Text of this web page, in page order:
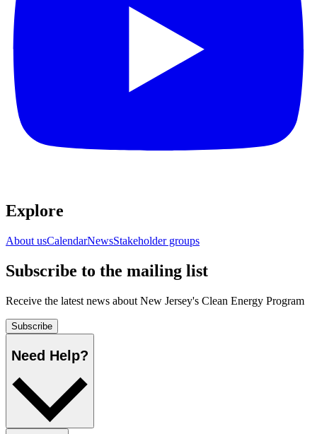
Explore​​​​‌ ‍ ​‍​‍‌‍ ‌ ​‍‌‍‍‌‌‍‌ ‌‍‍‌‌‍ ‍​‍​‍​ ‍‍​‍​‍‌ ​ ‌‍​‌‌‍ ‍‌‍‍‌‌ ‌​‌ ‍‌​‍ ‍‌‍‍‌‌‍ ​‍​‍​‍ ​​‍​‍‌‍‍​‌ ​‍‌‍‌‌‌‍‌‍​‍​‍​ ‍‍​‍​‍‌‍‍​‌ ‌​‌ ‌​‌ ​​​ ‍‍​‍ ​‍ ‌‍ ​‌‍ ‌‍​ ‌‍​‌‌‍ ​‌‍‍​‌‍ ‌ ​ ‌ ‌​​ ‍‍​ ​ ​ ​ ​ ​ ​ ​ ​‍ ‌‍‍‌‌‍ ‍‌ ‌​‌‍‌‌‌‍ ‍‌ ‌​​‍ ‌‍‌‌‌‍‌​‌‍‍‌‌ ‌​​‍ ‌‍ ‌‌‍ ‌‍‌​‌‍‌‌​ ‌‌ ​​‌ ​‍‌‍‌‌‌ ​ ‌‍‌‌‌‍ ‍‌ ‌​‌‍​‌‌ ‌​‌‍‍‌‌‍ ‌‍ ‍​ ‍ ‌‍‍‌‌‍‌​​ ‌‌ ​ ‌‍‍‌‌ ‌​‌‍‌‌‌​‌‍‌‍ ‌‍ ‌ ‌​‌‍‌‌‌ ​‍​ ‍ ‌ ‌​‌ ‍‌‌ ​​‌‍‌‌​ ‌‌‍‌‍‌‍ ‌‍ ‌ ‌​‌‍‌‌‌ ​‍​ ‍ ‌ ​​‌‍​‌‌ ‌​‌‍‍​​ ‌‌‍ ‌‌‍‌‌‌‍ ‍‌ ‌‌‌ ​ ​‍‌‌​ ‌‌‌​​‍‌‌ ‌‍‍ ‌‍‌‌‌ ‍‌​‍‌‌​ ​ ‌​‌​​‍‌‌​ ​ ‌​‌​​‍‌‌​ ​‍​ ​‍‌‍​‌​ ‍‌‌‍‌‍​ ​​‌‍‌​​ ​​​ ‌​​ ​​​ ​ ​ ​‌​ ‌‍​ ‌ ​‍‌‌​ ​‍​ ​‍​‍‌‌​ ‌‌‌​‌​​‍ ‍‌‍‍​‌‍‌‌‌‍​‌‌‍‌​‌‍‍‌‌‍ ‍‌‍‌ ​ ‌‍​‍‌‍​‌‌ ​ ‌‍‌‌‌‌‌‌‌ ​‍‌‍ ​​ ‌‌‍‍​‌ ‌​‌ ‌​‌ ​​​‍‌‌​ ​ ‌​​‌​‍‌‌​ ​‍‌​‌‍​‍‌‌​ ​‍‌​‌‍‌‍ ​‌‍ ‌‍​ ‌‍​‌‌‍ ​‌‍‍​‌‍ ‌ ​ ‌ ‌​​‍‌‌​ ​ ‌​​‌​ ​ ​ ​ ​ ​ ​ ​ ​‍‌‍‌‍‍‌‌‍‌​​ ‌‌ ​ ‌‍‍‌‌ ‌​‌‍‌‌‌​‌‍‌‍ ‌‍ ‌ ‌​‌‍‌‌‌ ​‍​‍‌‍‌ ‌​‌ ‍‌‌ ​​‌‍‌‌​ ‌‌‍‌‍‌‍ ‌‍ ‌ ‌​‌‍‌‌‌ ​‍​‍‌‍‌ ​​‌‍​‌‌ ‌​‌‍‍​​ ‌‌‍ ‌‌‍‌‌‌‍ ‍‌ ‌‌‌ ​ ​‍‌‌​ ‌‌‌​​‍‌‌ ‌‍‍ ‌‍‌‌‌ ‍‌​‍‌‌​ ​ ‌​‌​​‍‌‌​ ​ ‌​‌​​‍‌‌​ ​‍​ ​‍‌‍​‌​ ‍‌‌‍‌‍​ ​​‌‍‌​​ ​​​ ‌​​ ​​​ ​ ​ ​‌​ ‌‍​ ‌ ​‍‌‌​ ​‍​ ​‍​‍‌‌​ ‌‌‌​‌​​‍ ‍‌‍‍​‌‍‌‌‌‍​‌‌‍‌​‌‍‍‌‌‍ ‍‌‍‌ ​‍‌‍‌ ​​‌‍‌‌‌ ​‍‌ ​ ‌ ​​‌‍‌‌‌‍​ ‌ ‌​‌‍‍‌‌ ‌‍‌‍‌‌​ ‌‌ ​​‌ ‌‌‌‍​‍‌‍ ​‌‍‍‌‌ ​ ‌‍‍​‌‍‌‌‌‍‌​​‍​‍‌ ‌
About us​​​​‌ ‍ ​‍​‍‌‍ ‌ ​‍‌‍‍‌‌‍‌ ‌‍‍‌‌‍ ‍​‍​‍​ ‍‍​‍​‍‌ ​ ‌‍​‌‌‍ ‍‌‍‍‌‌ ‌​‌ ‍‌​‍ ‍‌‍‍‌‌‍ ​‍​‍​‍ ​​‍​‍‌‍‍​‌ ​‍‌‍‌‌‌‍‌‍​‍​‍​ ‍‍​‍​‍‌‍‍​‌ ‌​‌ ‌​‌ ​​​ ‍‍​‍ ​‍ ‌‍ ​‌‍ ‌‍​ ‌‍​‌‌‍ ​‌‍‍​‌‍ ‌ ​ ‌ ‌​​ ‍‍​ ​ ​ ​ ​ ​ ​ ​ ​‍ ‌‍‍‌‌‍ ‍‌ ‌​‌‍‌‌‌‍ ‍‌ ‌​​‍ ‌‍‌‌‌‍‌​‌‍‍‌‌ ‌​​‍ ‌‍ ‌‌‍ ‌‍‌​‌‍‌‌​ ‌‌ ​​‌ ​‍‌‍‌‌‌ ​ ‌‍‌‌‌‍ ‍‌ ‌​‌‍​‌‌ ‌​‌‍‍‌‌‍ ‌‍ ‍​ ‍ ‌‍‍‌‌‍‌​​ ‌‌ ​ ‌‍‍‌‌ ‌​‌‍‌‌‌​‌‍‌‍ ‌‍ ‌ ‌​‌‍‌‌‌ ​‍​ ‍ ‌ ‌​‌ ‍‌‌ ​​‌‍‌‌​ ‌‌‍‌‍‌‍ ‌‍ ‌ ‌​‌‍‌‌‌ ​‍​ ‍ ‌ ​​‌‍​‌‌ ‌​‌‍‍​​ ‌‌‍ ‌‌‍‌‌‌‍ ‍‌ ‌‌‌ ​ ​‍‌‌​ ‌‌‌​​‍‌‌ ‌‍‍ ‌‍‌‌‌ ‍‌​‍‌‌​ ​ ‌​‌​​‍‌‌​ ​ ‌​‌​​‍‌‌​ ​‍​ ​‍‌‍​‌​ ‍‌‌‍‌‍​ ​​‌‍‌​​ ​​​ ‌​​ ​​​ ​ ​ ​‌​ ‌‍​ ‌ ​‍‌‌​ ​‍​ ​‍​‍‌‌​ ‌‌‌​‌​​‍ ‍‌‍‍‌‌ ‌​‌‍‌‌‌‍ ‌‌ ​ ​‍‌‌​ ‌‌‌​​‍‌‌ ‌‍‍ ‌‍‌‌‌ ‍‌​‍‌‌​ ​ ‌​‌​​‍‌‌​ ​ ‌​‌​​‍‌‌​ ​‍​ ​‍​ ​​‌‍‌‌‌‍‌​​ ‌ ​ ​‍​ ​‍​ ​​‌‍‌‍​ ‌‍​ ‌​‌‍‌‍‌‍​‍​‍‌‌​ ​‍​ ​‍​‍‌‌​ ‌‌‌​‌​​‍ ‍‌ ‌​‌‍‌‌‌ ‍​‌ ‌​​ ‌‍​‍‌‍​‌‌ ​ ‌‍‌‌‌‌‌‌‌ ​‍‌‍ ​​ ‌‌‍‍​‌ ‌​‌ ‌​‌ ​​​‍‌‌​ ​ ‌​​‌​‍‌‌​ ​‍‌​‌‍​‍‌‌​ ​‍‌​‌‍‌‍ ​‌‍ ‌‍​ ‌‍​‌‌‍ ​‌‍‍​‌‍ ‌ ​ ‌ ‌​​‍‌‌​ ​ ‌​​‌​ ​ ​ ​ ​ ​ ​ ​ ​‍‌‍‌‍‍‌‌‍‌​​ ‌‌ ​ ‌‍‍‌‌ ‌​‌‍‌‌‌​‌‍‌‍ ‌‍ ‌ ‌​‌‍‌‌‌ ​‍​‍‌‍‌ ‌​‌ ‍‌‌ ​​‌‍‌‌​ ‌‌‍‌‍‌‍ ‌‍ ‌ ‌​‌‍‌‌‌ ​‍​‍‌‍‌ ​​‌‍​‌‌ ‌​‌‍‍​​ ‌‌‍ ‌‌‍‌‌‌‍ ‍‌ ‌‌‌ ​ ​‍‌‌​ ‌‌‌​​‍‌‌ ‌‍‍ ‌‍‌‌‌ ‍‌​‍‌‌​ ​ ‌​‌​​‍‌‌​ ​ ‌​‌​​‍‌‌​ ​‍​ ​‍‌‍​‌​ ‍‌‌‍‌‍​ ​​‌‍‌​​ ​​​ ‌​​ ​​​ ​ ​ ​‌​ ‌‍​ ‌ ​‍‌‌​ ​‍​ ​‍​‍‌‌​ ‌‌‌​‌​​‍ ‍‌‍‍‌‌ ‌​‌‍‌‌‌‍ ‌‌ ​ ​‍‌‌​ ‌‌‌​​‍‌‌ ‌‍‍ ‌‍‌‌‌ ‍‌​‍‌‌​ ​ ‌​‌​​‍‌‌​ ​ ‌​‌​​‍‌‌​ ​‍​ ​‍​ ​​‌‍‌‌‌‍‌​​ ‌ ​ ​‍​ ​‍​ ​​‌‍‌‍​ ‌‍​ ‌​‌‍‌‍‌‍​‍​‍‌‌​ ​‍​ ​‍​‍‌‌​ ‌‌‌​‌​​‍ ‍‌ ‌​‌‍‌‌‌ ‍​‌ ‌​​‍‌‍‌ ​​‌‍‌‌‌ ​‍‌ ​ ‌ ​​‌‍‌‌‌‍​ ‌ ‌​‌‍‍‌‌ ‌‍‌‍‌‌​ ‌‌ ​​‌ ‌‌‌‍​‍‌‍ ​‌‍‍‌‌ ​ ‌‍‍​‌‍‌‌‌‍‌​​‍​‍‌ ‌Calendar​​​​‌ ‍ ​‍​‍‌‍ ‌ ​‍‌‍‍‌‌‍‌ ‌‍‍‌‌‍ ‍​‍​‍​ ‍‍​‍​‍‌ ​ ‌‍​‌‌‍ ‍‌‍‍‌‌ ‌​‌ ‍‌​‍ ‍‌‍‍‌‌‍ ​‍​‍​‍ ​​‍​‍‌‍‍​‌ ​‍‌‍‌‌‌‍‌‍​‍​‍​ ‍‍​‍​‍‌‍‍​‌ ‌​‌ ‌​‌ ​​​ ‍‍​‍ ​‍ ‌‍ ​‌‍ ‌‍​ ‌‍​‌‌‍ ​‌‍‍​‌‍ ‌ ​ ‌ ‌​​ ‍‍​ ​ ​ ​ ​ ​ ​ ​ ​‍ ‌‍‍‌‌‍ ‍‌ ‌​‌‍‌‌‌‍ ‍‌ ‌​​‍ ‌‍‌‌‌‍‌​‌‍‍‌‌ ‌​​‍ ‌‍ ‌‌‍ ‌‍‌​‌‍‌‌​ ‌‌ ​​‌ ​‍‌‍‌‌‌ ​ ‌‍‌‌‌‍ ‍‌ ‌​‌‍​‌‌ ‌​‌‍‍‌‌‍ ‌‍ ‍​ ‍ ‌‍‍‌‌‍‌​​ ‌‌ ​ ‌‍‍‌‌ ‌​‌‍‌‌‌​‌‍‌‍ ‌‍ ‌ ‌​‌‍‌‌‌ ​‍​ ‍ ‌ ‌​‌ ‍‌‌ ​​‌‍‌‌​ ‌‌‍‌‍‌‍ ‌‍ ‌ ‌​‌‍‌‌‌ ​‍​ ‍ ‌ ​​‌‍​‌‌ ‌​‌‍‍​​ ‌‌‍ ‌‌‍‌‌‌‍ ‍‌ ‌‌‌ ​ ​‍‌‌​ ‌‌‌​​‍‌‌ ‌‍‍ ‌‍‌‌‌ ‍‌​‍‌‌​ ​ ‌​‌​​‍‌‌​ ​ ‌​‌​​‍‌‌​ ​‍​ ​‍‌‍​‌​ ‍‌‌‍‌‍​ ​​‌‍‌​​ ​​​ ‌​​ ​​​ ​ ​ ​‌​ ‌‍​ ‌ ​‍‌‌​ ​‍​ ​‍​‍‌‌​ ‌‌‌​‌​​‍ ‍‌‍‍‌‌ ‌​‌‍‌‌‌‍ ‌‌ ​ ​‍‌‌​ ‌‌‌​​‍‌‌ ‌‍‍ ‌‍‌‌‌ ‍‌​‍‌‌​ ​ ‌​‌​​‍‌‌​ ​ ‌​‌​​‍‌‌​ ​‍​ ​‍‌‍‌‍​ ‍​​ ‌​​ ​‍‌‍‌​‌‍‌‌​ ‌ ‌‍‌​‌‍‌‍‌‍‌​​ ‌ ​ ​‍​‍‌‌​ ​‍​ ​‍​‍‌‌​ ‌‌‌​‌​​‍ ‍‌ ‌​‌‍‌‌‌ ‍​‌ ‌​​ ‌‍​‍‌‍​‌‌ ​ ‌‍‌‌‌‌‌‌‌ ​‍‌‍ ​​ ‌‌‍‍​‌ ‌​‌ ‌​‌ ​​​‍‌‌​ ​ ‌​​‌​‍‌‌​ ​‍‌​‌‍​‍‌‌​ ​‍‌​‌‍‌‍ ​‌‍ ‌‍​ ‌‍​‌‌‍ ​‌‍‍​‌‍ ‌ ​ ‌ ‌​​‍‌‌​ ​ ‌​​‌​ ​ ​ ​ ​ ​ ​ ​ ​‍‌‍‌‍‍‌‌‍‌​​ ‌‌ ​ ‌‍‍‌‌ ‌​‌‍‌‌‌​‌‍‌‍ ‌‍ ‌ ‌​‌‍‌‌‌ ​‍​‍‌‍‌ ‌​‌ ‍‌‌ ​​‌‍‌‌​ ‌‌‍‌‍‌‍ ‌‍ ‌ ‌​‌‍‌‌‌ ​‍​‍‌‍‌ ​​‌‍​‌‌ ‌​‌‍‍​​ ‌‌‍ ‌‌‍‌‌‌‍ ‍‌ ‌‌‌ ​ ​‍‌‌​ ‌‌‌​​‍‌‌ ‌‍‍ ‌‍‌‌‌ ‍‌​‍‌‌​ ​ ‌​‌​​‍‌‌​ ​ ‌​‌​​‍‌‌​ ​‍​ ​‍‌‍​‌​ ‍‌‌‍‌‍​ ​​‌‍‌​​ ​​​ ‌​​ ​​​ ​ ​ ​‌​ ‌‍​ ‌ ​‍‌‌​ ​‍​ ​‍​‍‌‌​ ‌‌‌​‌​​‍ ‍‌‍‍‌‌ ‌​‌‍‌‌‌‍ ‌‌ ​ ​‍‌‌​ ‌‌‌​​‍‌‌ ‌‍‍ ‌‍‌‌‌ ‍‌​‍‌‌​ ​ ‌​‌​​‍‌‌​ ​ ‌​‌​​‍‌‌​ ​‍​ ​‍‌‍‌‍​ ‍​​ ‌​​ ​‍‌‍‌​‌‍‌‌​ ‌ ‌‍‌​‌‍‌‍‌‍‌​​ ‌ ​ ​‍​‍‌‌​ ​‍​ ​‍​‍‌‌​ ‌‌‌​‌​​‍ ‍‌ ‌​‌‍‌‌‌ ‍​‌ ‌​​‍‌‍‌ ​​‌‍‌‌‌ ​‍‌ ​ ‌ ​​‌‍‌‌‌‍​ ‌ ‌​‌‍‍‌‌ ‌‍‌‍‌‌​ ‌‌ ​​‌ ‌‌‌‍​‍‌‍ ​‌‍‍‌‌ ​ ‌‍‍​‌‍‌‌‌‍‌​​‍​‍‌ ‌News​​​​‌ ‍ ​‍​‍‌‍ ‌ ​‍‌‍‍‌‌‍‌ ‌‍‍‌‌‍ ‍​‍​‍​ ‍‍​‍​‍‌ ​ ‌‍​‌‌‍ ‍‌‍‍‌‌ ‌​‌ ‍‌​‍ ‍‌‍‍‌‌‍ ​‍​‍​‍ ​​‍​‍‌‍‍​‌ ​‍‌‍‌‌‌‍‌‍​‍​‍​ ‍‍​‍​‍‌‍‍​‌ ‌​‌ ‌​‌ ​​​ ‍‍​‍ ​‍ ‌‍ ​‌‍ ‌‍​ ‌‍​‌‌‍ ​‌‍‍​‌‍ ‌ ​ ‌ ‌​​ ‍‍​ ​ ​ ​ ​ ​ ​ ​ ​‍ ‌‍‍‌‌‍ ‍‌ ‌​‌‍‌‌‌‍ ‍‌ ‌​​‍ ‌‍‌‌‌‍‌​‌‍‍‌‌ ‌​​‍ ‌‍ ‌‌‍ ‌‍‌​‌‍‌‌​ ‌‌ ​​‌ ​‍‌‍‌‌‌ ​ ‌‍‌‌‌‍ ‍‌ ‌​‌‍​‌‌ ‌​‌‍‍‌‌‍ ‌‍ ‍​ ‍ ‌‍‍‌‌‍‌​​ ‌‌ ​ ‌‍‍‌‌ ‌​‌‍‌‌‌​‌‍‌‍ ‌‍ ‌ ‌​‌‍‌‌‌ ​‍​ ‍ ‌ ‌​‌ ‍‌‌ ​​‌‍‌‌​ ‌‌‍‌‍‌‍ ‌‍ ‌ ‌​‌‍‌‌‌ ​‍​ ‍ ‌ ​​‌‍​‌‌ ‌​‌‍‍​​ ‌‌‍ ‌‌‍‌‌‌‍ ‍‌ ‌‌‌ ​ ​‍‌‌​ ‌‌‌​​‍‌‌ ‌‍‍ ‌‍‌‌‌ ‍‌​‍‌‌​ ​ ‌​‌​​‍‌‌​ ​ ‌​‌​​‍‌‌​ ​‍​ ​‍‌‍​‌​ ‍‌‌‍‌‍​ ​​‌‍‌​​ ​​​ ‌​​ ​​​ ​ ​ ​‌​ ‌‍​ ‌ ​‍‌‌​ ​‍​ ​‍​‍‌‌​ ‌‌‌​‌​​‍ ‍‌‍‍‌‌ ‌​‌‍‌‌‌‍ ‌‌ ​ ​‍‌‌​ ‌‌‌​​‍‌‌ ‌‍‍ ‌‍‌‌‌ ‍‌​‍‌‌​ ​ ‌​‌​​‍‌‌​ ​ ‌​‌​​‍‌‌​ ​‍​ ​‍‌‍​ ‌‍​‍​ ‍​​ ​​​ ‍‌​ ‌‍​ ​‍​ ‌‍​ ​‍‌‍​‍​ ‍‌​ ​‌​‍‌‌​ ​‍​ ​‍​‍‌‌​ ‌‌‌​‌​​‍ ‍‌ ‌​‌‍‌‌‌ ‍​‌ ‌​​ ‌‍​‍‌‍​‌‌ ​ ‌‍‌‌‌‌‌‌‌ ​‍‌‍ ​​ ‌‌‍‍​‌ ‌​‌ ‌​‌ ​​​‍‌‌​ ​ ‌​​‌​‍‌‌​ ​‍‌​‌‍​‍‌‌​ ​‍‌​‌‍‌‍ ​‌‍ ‌‍​ ‌‍​‌‌‍ ​‌‍‍​‌‍ ‌ ​ ‌ ‌​​‍‌‌​ ​ ‌​​‌​ ​ ​ ​ ​ ​ ​ ​ ​‍‌‍‌‍‍‌‌‍‌​​ ‌‌ ​ ‌‍‍‌‌ ‌​‌‍‌‌‌​‌‍‌‍ ‌‍ ‌ ‌​‌‍‌‌‌ ​‍​‍‌‍‌ ‌​‌ ‍‌‌ ​​‌‍‌‌​ ‌‌‍‌‍‌‍ ‌‍ ‌ ‌​‌‍‌‌‌ ​‍​‍‌‍‌ ​​‌‍​‌‌ ‌​‌‍‍​​ ‌‌‍ ‌‌‍‌‌‌‍ ‍‌ ‌‌‌ ​ ​‍‌‌​ ‌‌‌​​‍‌‌ ‌‍‍ ‌‍‌‌‌ ‍‌​‍‌‌​ ​ ‌​‌​​‍‌‌​ ​ ‌​‌​​‍‌‌​ ​‍​ ​‍‌‍​‌​ ‍‌‌‍‌‍​ ​​‌‍‌​​ ​​​ ‌​​ ​​​ ​ ​ ​‌​ ‌‍​ ‌ ​‍‌‌​ ​‍​ ​‍​‍‌‌​ ‌‌‌​‌​​‍ ‍‌‍‍‌‌ ‌​‌‍‌‌‌‍ ‌‌ ​ ​‍‌‌​ ‌‌‌​​‍‌‌ ‌‍‍ ‌‍‌‌‌ ‍‌​‍‌‌​ ​ ‌​‌​​‍‌‌​ ​ ‌​‌​​‍‌‌​ ​‍​ ​‍‌‍​ ‌‍​‍​ ‍​​ ​​​ ‍‌​ ‌‍​ ​‍​ ‌‍​ ​‍‌‍​‍​ ‍‌​ ​‌​‍‌‌​ ​‍​ ​‍​‍‌‌​ ‌‌‌​‌​​‍ ‍‌ ‌​‌‍‌‌‌ ‍​‌ ‌​​‍‌‍‌ ​​‌‍‌‌‌ ​‍‌ ​ ‌ ​​‌‍‌‌‌‍​ ‌ ‌​‌‍‍‌‌ ‌‍‌‍‌‌​ ‌‌ ​​‌ ‌‌‌‍​‍‌‍ ​‌‍‍‌‌ ​ ‌‍‍​‌‍‌‌‌‍‌​​‍​‍‌ ‌Stakeholder groups​​​​‌ ‍ ​‍​‍‌‍ ‌ ​‍‌‍‍‌‌‍‌ ‌‍‍‌‌‍ ‍​‍​‍​ ‍‍​‍​‍‌ ​ ‌‍​‌‌‍ ‍‌‍‍‌‌ ‌​‌ ‍‌​‍ ‍‌‍‍‌‌‍ ​‍​‍​‍ ​​‍​‍‌‍‍​‌ ​‍‌‍‌‌‌‍‌‍​‍​‍​ ‍‍​‍​‍‌‍‍​‌ ‌​‌ ‌​‌ ​​​ ‍‍​‍ ​‍ ‌‍ ​‌‍ ‌‍​ ‌‍​‌‌‍ ​‌‍‍​‌‍ ‌ ​ ‌ ‌​​ ‍‍​ ​ ​ ​ ​ ​ ​ ​ ​‍ ‌‍‍‌‌‍ ‍‌ ‌​‌‍‌‌‌‍ ‍‌ ‌​​‍ ‌‍‌‌‌‍‌​‌‍‍‌‌ ‌​​‍ ‌‍ ‌‌‍ ‌‍‌​‌‍‌‌​ ‌‌ ​​‌ ​‍‌‍‌‌‌ ​ ‌‍‌‌‌‍ ‍‌ ‌​‌‍​‌‌ ‌​‌‍‍‌‌‍ ‌‍ ‍​ ‍ ‌‍‍‌‌‍‌​​ ‌‌ ​ ‌‍‍‌‌ ‌​‌‍‌‌‌​‌‍‌‍ ‌‍ ‌ ‌​‌‍‌‌‌ ​‍​ ‍ ‌ ‌​‌ ‍‌‌ ​​‌‍‌‌​ ‌‌‍‌‍‌‍ ‌‍ ‌ ‌​‌‍‌‌‌ ​‍​ ‍ ‌ ​​‌‍​‌‌ ‌​‌‍‍​​ ‌‌‍ ‌‌‍‌‌‌‍ ‍‌ ‌‌‌ ​ ​‍‌‌​ ‌‌‌​​‍‌‌ ‌‍‍ ‌‍‌‌‌ ‍‌​‍‌‌​ ​ ‌​‌​​‍‌‌​ ​ ‌​‌​​‍‌‌​ ​‍​ ​‍‌‍​‌​ ‍‌‌‍‌‍​ ​​‌‍‌​​ ​​​ ‌​​ ​​​ ​ ​ ​‌​ ‌‍​ ‌ ​‍‌‌​ ​‍​ ​‍​‍‌‌​ ‌‌‌​‌​​‍ ‍‌‍‍‌‌ ‌​‌‍‌‌‌‍ ‌‌ ​ ​‍‌‌​ ‌‌‌​​‍‌‌ ‌‍‍ ‌‍‌‌‌ ‍‌​‍‌‌​ ​ ‌​‌​​‍‌‌​ ​ ‌​‌​​‍‌‌​ ​‍​ ​‍‌‍​‌‌‍‌​​ ‌‌​ ​​​ ​‍‌‍​‍‌‍​‌‌‍‌‌​ ‌​​ ‍‌‌‍‌‍​ ‌​​‍‌‌​ ​‍​ ​‍​‍‌‌​ ‌‌‌​‌​​‍ ‍‌ ‌​‌‍‌‌‌ ‍​‌ ‌​​ ‌‍​‍‌‍​‌‌ ​ ‌‍‌‌‌‌‌‌‌ ​‍‌‍ ​​ ‌‌‍‍​‌ ‌​‌ ‌​‌ ​​​‍‌‌​ ​ ‌​​‌​‍‌‌​ ​‍‌​‌‍​‍‌‌​ ​‍‌​‌‍‌‍ ​‌‍ ‌‍​ ‌‍​‌‌‍ ​‌‍‍​‌‍ ‌ ​ ‌ ‌​​‍‌‌​ ​ ‌​​‌​ ​ ​ ​ ​ ​ ​ ​ ​‍‌‍‌‍‍‌‌‍‌​​ ‌‌ ​ ‌‍‍‌‌ ‌​‌‍‌‌‌​‌‍‌‍ ‌‍ ‌ ‌​‌‍‌‌‌ ​‍​‍‌‍‌ ‌​‌ ‍‌‌ ​​‌‍‌‌​ ‌‌‍‌‍‌‍ ‌‍ ‌ ‌​‌‍‌‌‌ ​‍​‍‌‍‌ ​​‌‍​‌‌ ‌​‌‍‍​​ ‌‌‍ ‌‌‍‌‌‌‍ ‍‌ ‌‌‌ ​ ​‍‌‌​ ‌‌‌​​‍‌‌ ‌‍‍ ‌‍‌‌‌ ‍‌​‍‌‌​ ​ ‌​‌​​‍‌‌​ ​ ‌​‌​​‍‌‌​ ​‍​ ​‍‌‍​‌​ ‍‌‌‍‌‍​ ​​‌‍‌​​ ​​​ ‌​​ ​​​ ​ ​ ​‌​ ‌‍​ ‌ ​‍‌‌​ ​‍​ ​‍​‍‌‌​ ‌‌‌​‌​​‍ ‍‌‍‍‌‌ ‌​‌‍‌‌‌‍ ‌‌ ​ ​‍‌‌​ ‌‌‌​​‍‌‌ ‌‍‍ ‌‍‌‌‌ ‍‌​‍‌‌​ ​ ‌​‌​​‍‌‌​ ​ ‌​‌​​‍‌‌​ ​‍​ ​‍‌‍​‌‌‍‌​​ ‌‌​ ​​​ ​‍‌‍​‍‌‍​‌‌‍‌‌​ ‌​​ ‍‌‌‍‌‍​ ‌​​‍‌‌​ ​‍​ ​‍​‍‌‌​ ‌‌‌​‌​​‍ ‍‌ ‌​‌‍‌‌‌ ‍​‌ ‌​​‍‌‍‌ ​​‌‍‌‌‌ ​‍‌ ​ ‌ ​​‌‍‌‌‌‍​ ‌ ‌​‌‍‍‌‌ ‌‍‌‍‌‌​ ‌‌ ​​‌ ‌‌‌‍​‍‌‍ ​‌‍‍‌‌ ​ ‌‍‍​‌‍‌‌‌‍‌​​‍​‍‌ ‌
Subscribe to the mailing list​​​​‌ ‍ ​‍​‍‌‍ ‌ ​‍‌‍‍‌‌‍‌ ‌‍‍‌‌‍ ‍​‍​‍​ ‍‍​‍​‍‌ ​ ‌‍​‌‌‍ ‍‌‍‍‌‌ ‌​‌ ‍‌​‍ ‍‌‍‍‌‌‍ ​‍​‍​‍ ​​‍​‍‌‍‍​‌ ​‍‌‍‌‌‌‍‌‍​‍​‍​ ‍‍​‍​‍‌‍‍​‌ ‌​‌ ‌​‌ ​​​ ‍‍​‍ ​‍ ‌‍ ​‌‍ ‌‍​ ‌‍​‌‌‍ ​‌‍‍​‌‍ ‌ ​ ‌ ‌​​ ‍‍​ ​ ​ ​ ​ ​ ​ ​ ​‍ ‌‍‍‌‌‍ ‍‌ ‌​‌‍‌‌‌‍ ‍‌ ‌​​‍ ‌‍‌‌‌‍‌​‌‍‍‌‌ ‌​​‍ ‌‍ ‌‌‍ ‌‍‌​‌‍‌‌​ ‌‌ ​​‌ ​‍‌‍‌‌‌ ​ ‌‍‌‌‌‍ ‍‌ ‌​‌‍​‌‌ ‌​‌‍‍‌‌‍ ‌‍ ‍​ ‍ ‌‍‍‌‌‍‌​​ ‌‌ ​ ‌‍‍‌‌ ‌​‌‍‌‌‌​‌‍‌‍ ‌‍ ‌ ‌​‌‍‌‌‌ ​‍​ ‍ ‌ ‌​‌ ‍‌‌ ​​‌‍‌‌​ ‌‌‍‌‍‌‍ ‌‍ ‌ ‌​‌‍‌‌‌ ​‍​ ‍ ‌ ​​‌‍​‌‌ ‌​‌‍‍​​ ‌‌‍ ‍‌‍‌‌‌ ‌ ‌ ​ ‌‍ ​‌‍‌‌‌ ‌​‌ ‌​‌‍‌‌‌ ​‍​‍ ‍‌‍‍​‌‍‌‌‌‍​‌‌‍‌​‌‍‍‌‌‍ ‍‌‍‌ ​ ‌‍​‍‌‍​‌‌ ​ ‌‍‌‌‌‌‌‌‌ ​‍‌‍ ​​ ‌‌‍‍​‌ ‌​‌ ‌​‌ ​​​‍‌‌​ ​ ‌​​‌​‍‌‌​ ​‍‌​‌‍​‍‌‌​ ​‍‌​‌‍‌‍ ​‌‍ ‌‍​ ‌‍​‌‌‍ ​‌‍‍​‌‍ ‌ ​ ‌ ‌​​‍‌‌​ ​ ‌​​‌​ ​ ​ ​ ​ ​ ​ ​ ​‍‌‍‌‍‍‌‌‍‌​​ ‌‌ ​ ‌‍‍‌‌ ‌​‌‍‌‌‌​‌‍‌‍ ‌‍ ‌ ‌​‌‍‌‌‌ ​‍​‍‌‍‌ ‌​‌ ‍‌‌ ​​‌‍‌‌​ ‌‌‍‌‍‌‍ ‌‍ ‌ ‌​‌‍‌‌‌ ​‍​‍‌‍‌ ​​‌‍​‌‌ ‌​‌‍‍​​ ‌‌‍ ‍‌‍‌‌‌ ‌ ‌ ​ ‌‍ ​‌‍‌‌‌ ‌​‌ ‌​‌‍‌‌‌ ​‍​‍ ‍‌‍‍​‌‍‌‌‌‍​‌‌‍‌​‌‍‍‌‌‍ ‍‌‍‌ ​‍‌‍‌ ​​‌‍‌‌‌ ​‍‌ ​ ‌ ​​‌‍‌‌‌‍​ ‌ ‌​‌‍‍‌‌ ‌‍‌‍‌‌​ ‌‌ ​​‌ ‌‌‌‍​‍‌‍ ​‌‍‍‌‌ ​ ‌‍‍​‌‍‌‌‌‍‌​​‍​‍‌ ‌
Receive the latest news about New Jersey's Clean Energy Program​​​​‌ ‍ ​‍​‍‌‍ ‌ ​‍‌‍‍‌‌‍‌ ‌‍‍‌‌‍ ‍​‍​‍​ ‍‍​‍​‍‌ ​ ‌‍​‌‌‍ ‍‌‍‍‌‌ ‌​‌ ‍‌​‍ ‍‌‍‍‌‌‍ ​‍​‍​‍ ​​‍​‍‌‍‍​‌ ​‍‌‍‌‌‌‍‌‍​‍​‍​ ‍‍​‍​‍‌‍‍​‌ ‌​‌ ‌​‌ ​​​ ‍‍​‍ ​‍ ‌‍ ​‌‍ ‌‍​ ‌‍​‌‌‍ ​‌‍‍​‌‍ ‌ ​ ‌ ‌​​ ‍‍​ ​ ​ ​ ​ ​ ​ ​ ​‍ ‌‍‍‌‌‍ ‍‌ ‌​‌‍‌‌‌‍ ‍‌ ‌​​‍ ‌‍‌‌‌‍‌​‌‍‍‌‌ ‌​​‍ ‌‍ ‌‌‍ ‌‍‌​‌‍‌‌​ ‌‌ ​​‌ ​‍‌‍‌‌‌ ​ ‌‍‌‌‌‍ ‍‌ ‌​‌‍​‌‌ ‌​‌‍‍‌‌‍ ‌‍ ‍​ ‍ ‌‍‍‌‌‍‌​​ ‌‌ ​ ‌‍‍‌‌ ‌​‌‍‌‌‌​‌‍‌‍ ‌‍ ‌ ‌​‌‍‌‌‌ ​‍​ ‍ ‌ ‌​‌ ‍‌‌ ​​‌‍‌‌​ ‌‌‍‌‍‌‍ ‌‍ ‌ ‌​‌‍‌‌‌ ​‍​ ‍ ‌ ​​‌‍​‌‌ ‌​‌‍‍​​ ‌‌‍ ‍‌‍‌‌‌ ‌ ‌ ​ ‌‍ ​‌‍‌‌‌ ‌​‌ ‌​‌‍‌‌‌ ​‍​‍ ‍‌ ‌​‌‍‌‌‌ ‍​‌ ‌​​ ‌‍​‍‌‍​‌‌ ​ ‌‍‌‌‌‌‌‌‌ ​‍‌‍ ​​ ‌‌‍‍​‌ ‌​‌ ‌​‌ ​​​‍‌‌​ ​ ‌​​‌​‍‌‌​ ​‍‌​‌‍​‍‌‌​ ​‍‌​‌‍‌‍ ​‌‍ ‌‍​ ‌‍​‌‌‍ ​‌‍‍​‌‍ ‌ ​ ‌ ‌​​‍‌‌​ ​ ‌​​‌​ ​ ​ ​ ​ ​ ​ ​ ​‍‌‍‌‍‍‌‌‍‌​​ ‌‌ ​ ‌‍‍‌‌ ‌​‌‍‌‌‌​‌‍‌‍ ‌‍ ‌ ‌​‌‍‌‌‌ ​‍​‍‌‍‌ ‌​‌ ‍‌‌ ​​‌‍‌‌​ ‌‌‍‌‍‌‍ ‌‍ ‌ ‌​‌‍‌‌‌ ​‍​‍‌‍‌ ​​‌‍​‌‌ ‌​‌‍‍​​ ‌‌‍ ‍‌‍‌‌‌ ‌ ‌ ​ ‌‍ ​‌‍‌‌‌ ‌​‌ ‌​‌‍‌‌‌ ​‍​‍ ‍‌ ‌​‌‍‌‌‌ ‍​‌ ‌​​‍‌‍‌ ​​‌‍‌‌‌ ​‍‌ ​ ‌ ​​‌‍‌‌‌‍​ ‌ ‌​‌‍‍‌‌ ‌‍‌‍‌‌​ ‌‌ ​​‌ ‌‌‌‍​‍‌‍ ​‌‍‍‌‌ ​ ‌‍‍​‌‍‌‌‌‍‌​​‍​‍‌ ‌
Subscribe​​​​‌ ‍ ​‍​‍‌‍ ‌ ​‍‌‍‍‌‌‍‌ ‌‍‍‌‌‍ ‍​‍​‍​ ‍‍​‍​‍‌ ​ ‌‍​‌‌‍ ‍‌‍‍‌‌ ‌​‌ ‍‌​‍ ‍‌‍‍‌‌‍ ​‍​‍​‍ ​​‍​‍‌‍‍​‌ ​‍‌‍‌‌‌‍‌‍​‍​‍​ ‍‍​‍​‍‌‍‍​‌ ‌​‌ ‌​‌ ​​​ ‍‍​‍ ​‍ ‌‍ ​‌‍ ‌‍​ ‌‍​‌‌‍ ​‌‍‍​‌‍ ‌ ​ ‌ ‌​​ ‍‍​ ​ ​ ​ ​ ​ ​ ​ ​‍ ‌‍‍‌‌‍ ‍‌ ‌​‌‍‌‌‌‍ ‍‌ ‌​​‍ ‌‍‌‌‌‍‌​‌‍‍‌‌ ‌​​‍ ‌‍ ‌‌‍ ‌‍‌​‌‍‌‌​ ‌‌ ​​‌ ​‍‌‍‌‌‌ ​ ‌‍‌‌‌‍ ‍‌ ‌​‌‍​‌‌ ‌​‌‍‍‌‌‍ ‌‍ ‍​ ‍ ‌‍‍‌‌‍‌​​ ‌‌ ​ ‌‍‍‌‌ ‌​‌‍‌‌‌​‌‍‌‍ ‌‍ ‌ ‌​‌‍‌‌‌ ​‍​ ‍ ‌ ‌​‌ ‍‌‌ ​​‌‍‌‌​ ‌‌‍‌‍‌‍ ‌‍ ‌ ‌​‌‍‌‌‌ ​‍​ ‍ ‌ ​​‌‍​‌‌ ‌​‌‍‍​​ ‌‌‍ ‍‌‍‌‌‌ ‌ ‌ ​ ‌‍ ​‌‍‌‌‌ ‌​‌ ‌​‌‍‌‌‌ ​‍​‍ ‍‌‍​‍‌ ‌​‌‍ ‍​ ‌‍​‍‌‍​‌‌ ​ ‌‍‌‌‌‌‌‌‌ ​‍‌‍ ​​ ‌‌‍‍​‌ ‌​‌ ‌​‌ ​​​‍‌‌​ ​ ‌​​‌​‍‌‌​ ​‍‌​‌‍​‍‌‌​ ​‍‌​‌‍‌‍ ​‌‍ ‌‍​ ‌‍​‌‌‍ ​‌‍‍​‌‍ ‌ ​ ‌ ‌​​‍‌‌​ ​ ‌​​‌​ ​ ​ ​ ​ ​ ​ ​ ​‍‌‍‌‍‍‌‌‍‌​​ ‌‌ ​ ‌‍‍‌‌ ‌​‌‍‌‌‌​‌‍‌‍ ‌‍ ‌ ‌​‌‍‌‌‌ ​‍​‍‌‍‌ ‌​‌ ‍‌‌ ​​‌‍‌‌​ ‌‌‍‌‍‌‍ ‌‍ ‌ ‌​‌‍‌‌‌ ​‍​‍‌‍‌ ​​‌‍​‌‌ ‌​‌‍‍​​ ‌‌‍ ‍‌‍‌‌‌ ‌ ‌ ​ ‌‍ ​‌‍‌‌‌ ‌​‌ ‌​‌‍‌‌‌ ​‍​‍ ‍‌‍​‍‌ ‌​‌‍ ‍​‍‌‍‌ ​​‌‍‌‌‌ ​‍‌ ​ ‌ ​​‌‍‌‌‌‍​ ‌ ‌​‌‍‍‌‌ ‌‍‌‍‌‌​ ‌‌ ​​‌ ‌‌‌‍​‍‌‍ ​‌‍‍‌‌ ​ ‌‍‍​‌‍‌‌‌‍‌​​‍​‍‌ ‌
Need Help?​​​​‌ ‍ ​‍​‍‌‍ ‌ ​‍‌‍‍‌‌‍‌ ‌‍‍‌‌‍ ‍​‍​‍​ ‍‍​‍​‍‌ ​ ‌‍​‌‌‍ ‍‌‍‍‌‌ ‌​‌ ‍‌​‍ ‍‌‍‍‌‌‍ ​‍​‍​‍ ​​‍​‍‌‍‍​‌ ​‍‌‍‌‌‌‍‌‍​‍​‍​ ‍‍​‍​‍‌‍‍​‌ ‌​‌ ‌​‌ ​​​ ‍‍​‍ ​‍ ‌‍ ​‌‍ ‌‍​ ‌‍​‌‌‍ ​‌‍‍​‌‍ ‌ ​ ‌ ‌​​ ‍‍​ ​ ​ ​ ​ ​ ​ ​ ​‍ ‌‍‍‌‌‍ ‍‌ ‌​‌‍‌‌‌‍ ‍‌ ‌​​‍ ‌‍‌‌‌‍‌​‌‍‍‌‌ ‌​​‍ ‌‍ ‌‌‍ ‌‍‌​‌‍‌‌​ ‌‌ ​​‌ ​‍‌‍‌‌‌ ​ ‌‍‌‌‌‍ ‍‌ ‌​‌‍​‌‌ ‌​‌‍‍‌‌‍ ‌‍ ‍​ ‍ ‌‍‍‌‌‍‌​​ ‌‌ ​ ‌‍‍‌‌ ‌​‌‍‌‌‌​‌‍‌‍ ‌‍ ‌ ‌​‌‍‌‌‌ ​‍​ ‍ ‌ ‌​‌ ‍‌‌ ​​‌‍‌‌​ ‌‌‍‌‍‌‍ ‌‍ ‌ ‌​‌‍‌‌‌ ​‍​ ‍ ‌ ​​‌‍​‌‌ ‌​‌‍‍​​ ‌‌‍ ‌‌‍‌‌‌‍ ‍‌ ‌‌‌ ​ ​‍‌‌​ ‌‌‌​​‍‌‌ ‌‍‍ ‌‍‌‌‌ ‍‌​‍‌‌​ ​ ‌​‌​​‍‌‌​ ​ ‌​‌​​‍‌‌​ ​‍​ ​‍‌‍‌‌‌‍‌‍​ ​‌​ ‌ ​ ​‌‌‍​ ‌‍‌‌‌‍​‌​ ‍‌‌‍‌​​ ​‍‌‍​ ​‍‌‌​ ​‍​ ​‍​‍‌‌​ ‌‌‌​‌​​‍ ‍‌‍‍​‌‍‌‌‌‍​‌‌‍‌​‌‍‍‌‌‍ ‍‌‍‌ ​ ‌‍​‍‌‍​‌‌ ​ ‌‍‌‌‌‌‌‌‌ ​‍‌‍ ​​ ‌‌‍‍​‌ ‌​‌ ‌​‌ ​​​‍‌‌​ ​ ‌​​‌​‍‌‌​ ​‍‌​‌‍​‍‌‌​ ​‍‌​‌‍‌‍ ​‌‍ ‌‍​ ‌‍​‌‌‍ ​‌‍‍​‌‍ ‌ ​ ‌ ‌​​‍‌‌​ ​ ‌​​‌​ ​ ​ ​ ​ ​ ​ ​ ​‍‌‍‌‍‍‌‌‍‌​​ ‌‌ ​ ‌‍‍‌‌ ‌​‌‍‌‌‌​‌‍‌‍ ‌‍ ‌ ‌​‌‍‌‌‌ ​‍​‍‌‍‌ ‌​‌ ‍‌‌ ​​‌‍‌‌​ ‌‌‍‌‍‌‍ ‌‍ ‌ ‌​‌‍‌‌‌ ​‍​‍‌‍‌ ​​‌‍​‌‌ ‌​‌‍‍​​ ‌‌‍ ‌‌‍‌‌‌‍ ‍‌ ‌‌‌ ​ ​‍‌‌​ ‌‌‌​​‍‌‌ ‌‍‍ ‌‍‌‌‌ ‍‌​‍‌‌​ ​ ‌​‌​​‍‌‌​ ​ ‌​‌​​‍‌‌​ ​‍​ ​‍‌‍‌‌‌‍‌‍​ ​‌​ ‌ ​ ​‌‌‍​ ‌‍‌‌‌‍​‌​ ‍‌‌‍‌​​ ​‍‌‍​ ​‍‌‌​ ​‍​ ​‍​‍‌‌​ ‌‌‌​‌​​‍ ‍‌‍‍​‌‍‌‌‌‍​‌‌‍‌​‌‍‍‌‌‍ ‍‌‍‌ ​‍‌‍‌ ​​‌‍‌‌‌ ​‍‌ ​ ‌ ​​‌‍‌‌‌‍​ ‌ ‌​‌‍‍‌‌ ‌‍‌‍‌‌​ ‌‌ ​​‌ ‌‌‌‍​‍‌‍ ​‌‍‍‌‌ ​ ‌‍‍​‌‍‌‌‌‍‌​​‍​‍‌ ‌